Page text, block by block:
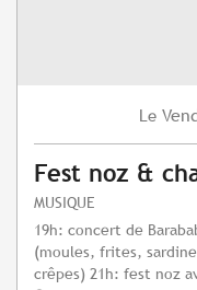
Le
Fest noz &
MUSIQUE
19h: concert de
(moules, frites,
crêpes) 21h: fest noz